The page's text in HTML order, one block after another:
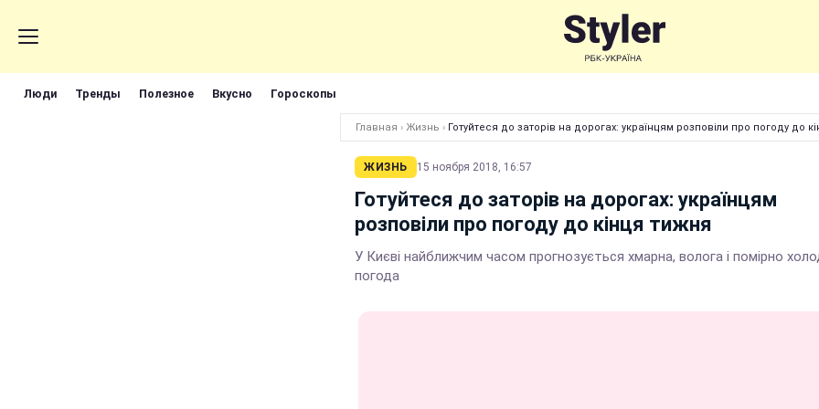
Люди Тренды Полезное Вкусно Гороскопы
Главная › Жизнь › Готуйтеся до заторів на дорогах: українцям розповіли про погоду до
ЖИЗНЬ 15 ноября 2018, 16:57
Готуйтеся до заторів на дорогах: українцям
розповіли про погоду до кінця тижня
У Києві найближчим часом прогнозується хмарна, волога і помірно
погода